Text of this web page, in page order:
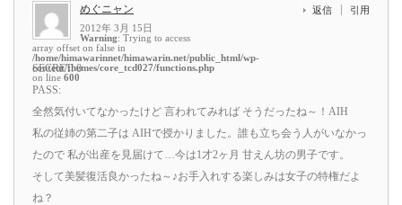
めぐニャン
2012年 3月 15日
Warning: Trying to access
array offset on false in
/home/himawarinnet/himawarin.net/public_html/wp-
content/themes/core_tcd027/functions.php
on line 600
返信 引用
SECRET: 0
PASS:
全然気付いてなかったけど 言われてみれば そうだったね～！AIH
私の従姉の第二子は AIHで授かりました。誰も立ち会う人がいなかっ
たので 私が出産を見届けて…今は1才2ヶ月 甘えん坊の男子です。
そして美髪復活良かったね～♪お手入れする楽しみは女子の特権だよ
ね？